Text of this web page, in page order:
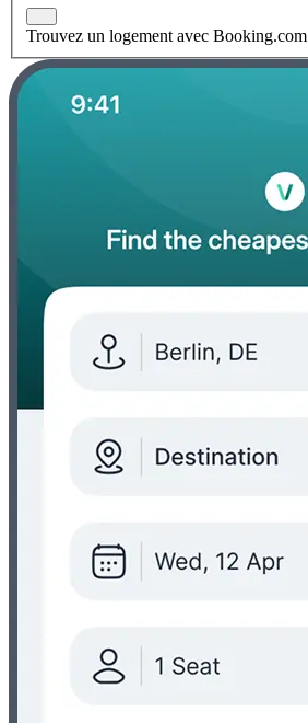
Trouvez un logement avec Booking.com